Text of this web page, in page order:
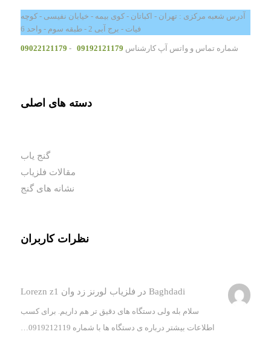
آدرس شعبه مرکزی : تهران - اکباتان - کوی بیمه - خیابان نفیسی - کوچه
فیات - برج آبی 2 - طبقه سوم - واحد 6
شماره تماس و واتس آپ کارشناس 09192121179
-
09022121179
دسته های اصلی
گنج یاب
مقالات فلزیاب
نشانه های گنج
نظرات کاربران
Baghdadi در فلزیاب لورنز زد وان Lorezn z1
سلام بله ولی دستگاه های دقیق تر هم داریم. برای کسب
اطلاعات بیشتر درباره ی دستگاه ها با شماره 0919212119…